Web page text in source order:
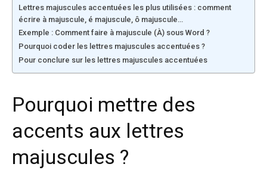
Lettres majuscules accentuées les plus utilisées : comment
écrire à majuscule, é majuscule, ô majuscule…
Exemple : Comment faire à majuscule (À) sous Word ?
Pourquoi coder les lettres majuscules accentuées ?
Pour conclure sur les lettres majuscules accentuées
Pourquoi mettre des
accents aux lettres
majuscules ?